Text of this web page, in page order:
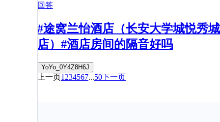
回答
#途窝兰怡酒店（长安大学城悦秀城
店）#酒店房间的隔音好吗
YoYo_0Y4Z8H6J
上一页1 234567...50下一页